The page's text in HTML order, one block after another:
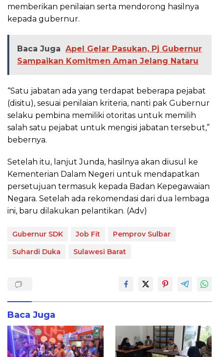
memberikan penilaian serta mendorong hasilnya
kepada gubernur.
Baca Juga Apel Gelar Pasukan, Pj Gubernur
Sampaikan Komitmen Aman Jelang Nataru
“Satu jabatan ada yang terdapat beberapa pejabat
(disitu), sesuai penilaian kriteria, nanti pak Gubernur
selaku pembina memiliki otoritas untuk memilih
salah satu pejabat untuk mengisi jabatan tersebut,”
bebernya.
Setelah itu, lanjut Junda, hasilnya akan diusul ke
Kementerian Dalam Negeri untuk mendapatkan
persetujuan termasuk kepada Badan Kepegawaian
Negara. Setelah ada rekomendasi dari dua lembaga
ini, baru dilakukan pelantikan. (Adv)
Gubernur SDK Job Fit
Pemprov Sulbar
Suhardi Duka
Sulawesi Barat
Baca Juga